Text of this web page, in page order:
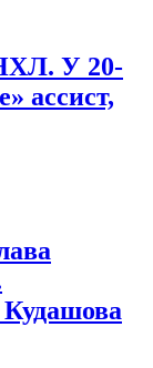
У 20-
ассист,